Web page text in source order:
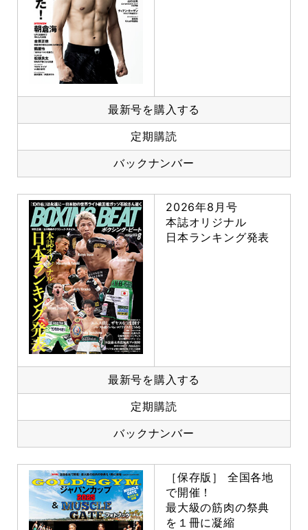
最新号を購入する
定期購読
バックナンバー
2026年8月号
本誌オリジナル
日本ランキング発表
最新号を購入する
定期購読
バックナンバー
［保存版］ 全国各地
で開催！
最大級の筋肉の祭典
を１冊に凝縮